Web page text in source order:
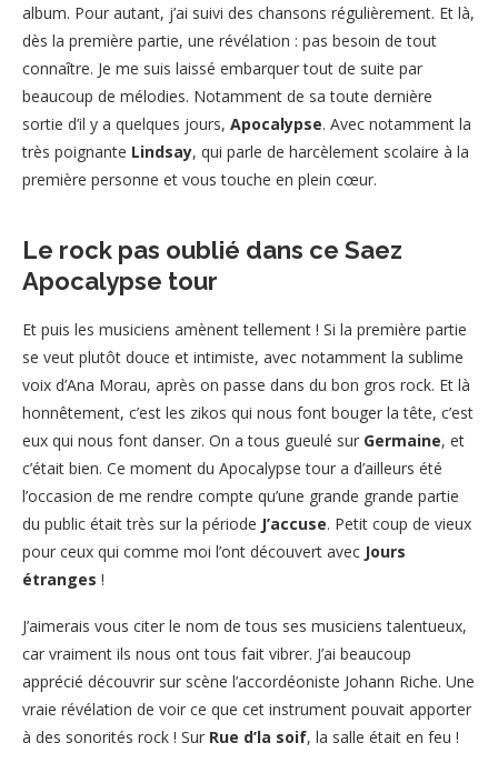
album. Pour autant, j’ai suivi des chansons régulièrement. Et là,
dès la première partie, une révélation : pas besoin de tout
connaître. Je me suis laissé embarquer tout de suite par
beaucoup de mélodies. Notamment de sa toute dernière
sortie d’il y a quelques jours, Apocalypse. Avec notamment la
très poignante Lindsay, qui parle de harcèlement scolaire à la
première personne et vous touche en plein cœur.
Le rock pas oublié dans ce Saez
Apocalypse tour
Et puis les musiciens amènent tellement ! Si la première partie
se veut plutôt douce et intimiste, avec notamment la sublime
voix d’Ana Morau, après on passe dans du bon gros rock. Et là
honnêtement, c’est les zikos qui nous font bouger la tête, c’est
eux qui nous font danser. On a tous gueulé sur Germaine, et
c’était bien. Ce moment du Apocalypse tour a d’ailleurs été
l’occasion de me rendre compte qu’une grande grande partie
du public était très sur la période J’accuse. Petit coup de vieux
pour ceux qui comme moi l’ont découvert avec Jours
étranges !
J’aimerais vous citer le nom de tous ses musiciens talentueux,
car vraiment ils nous ont tous fait vibrer. J’ai beaucoup
apprécié découvrir sur scène l’accordéoniste Johann Riche. Une
vraie révélation de voir ce que cet instrument pouvait apporter
à des sonorités rock ! Sur Rue d’la soif, la salle était en feu !